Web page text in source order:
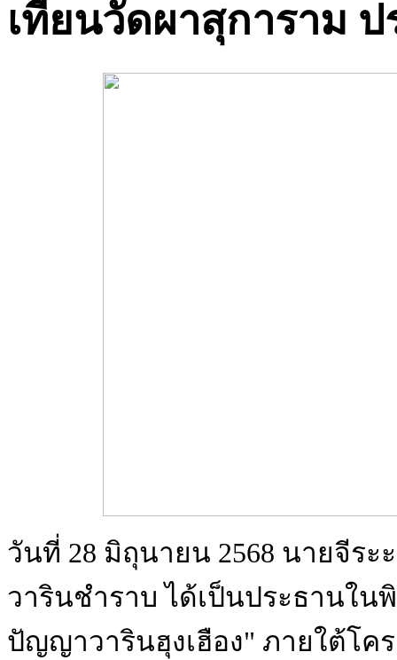
เทียนวัดผาสุการาม ป
วันที่ 28 มิถุนายน 2568 นายจีระ
วารินชำราบ ได้เป็นประธานใ
ปัญญาวารินฮุงเฮือง" ภายใต้โค